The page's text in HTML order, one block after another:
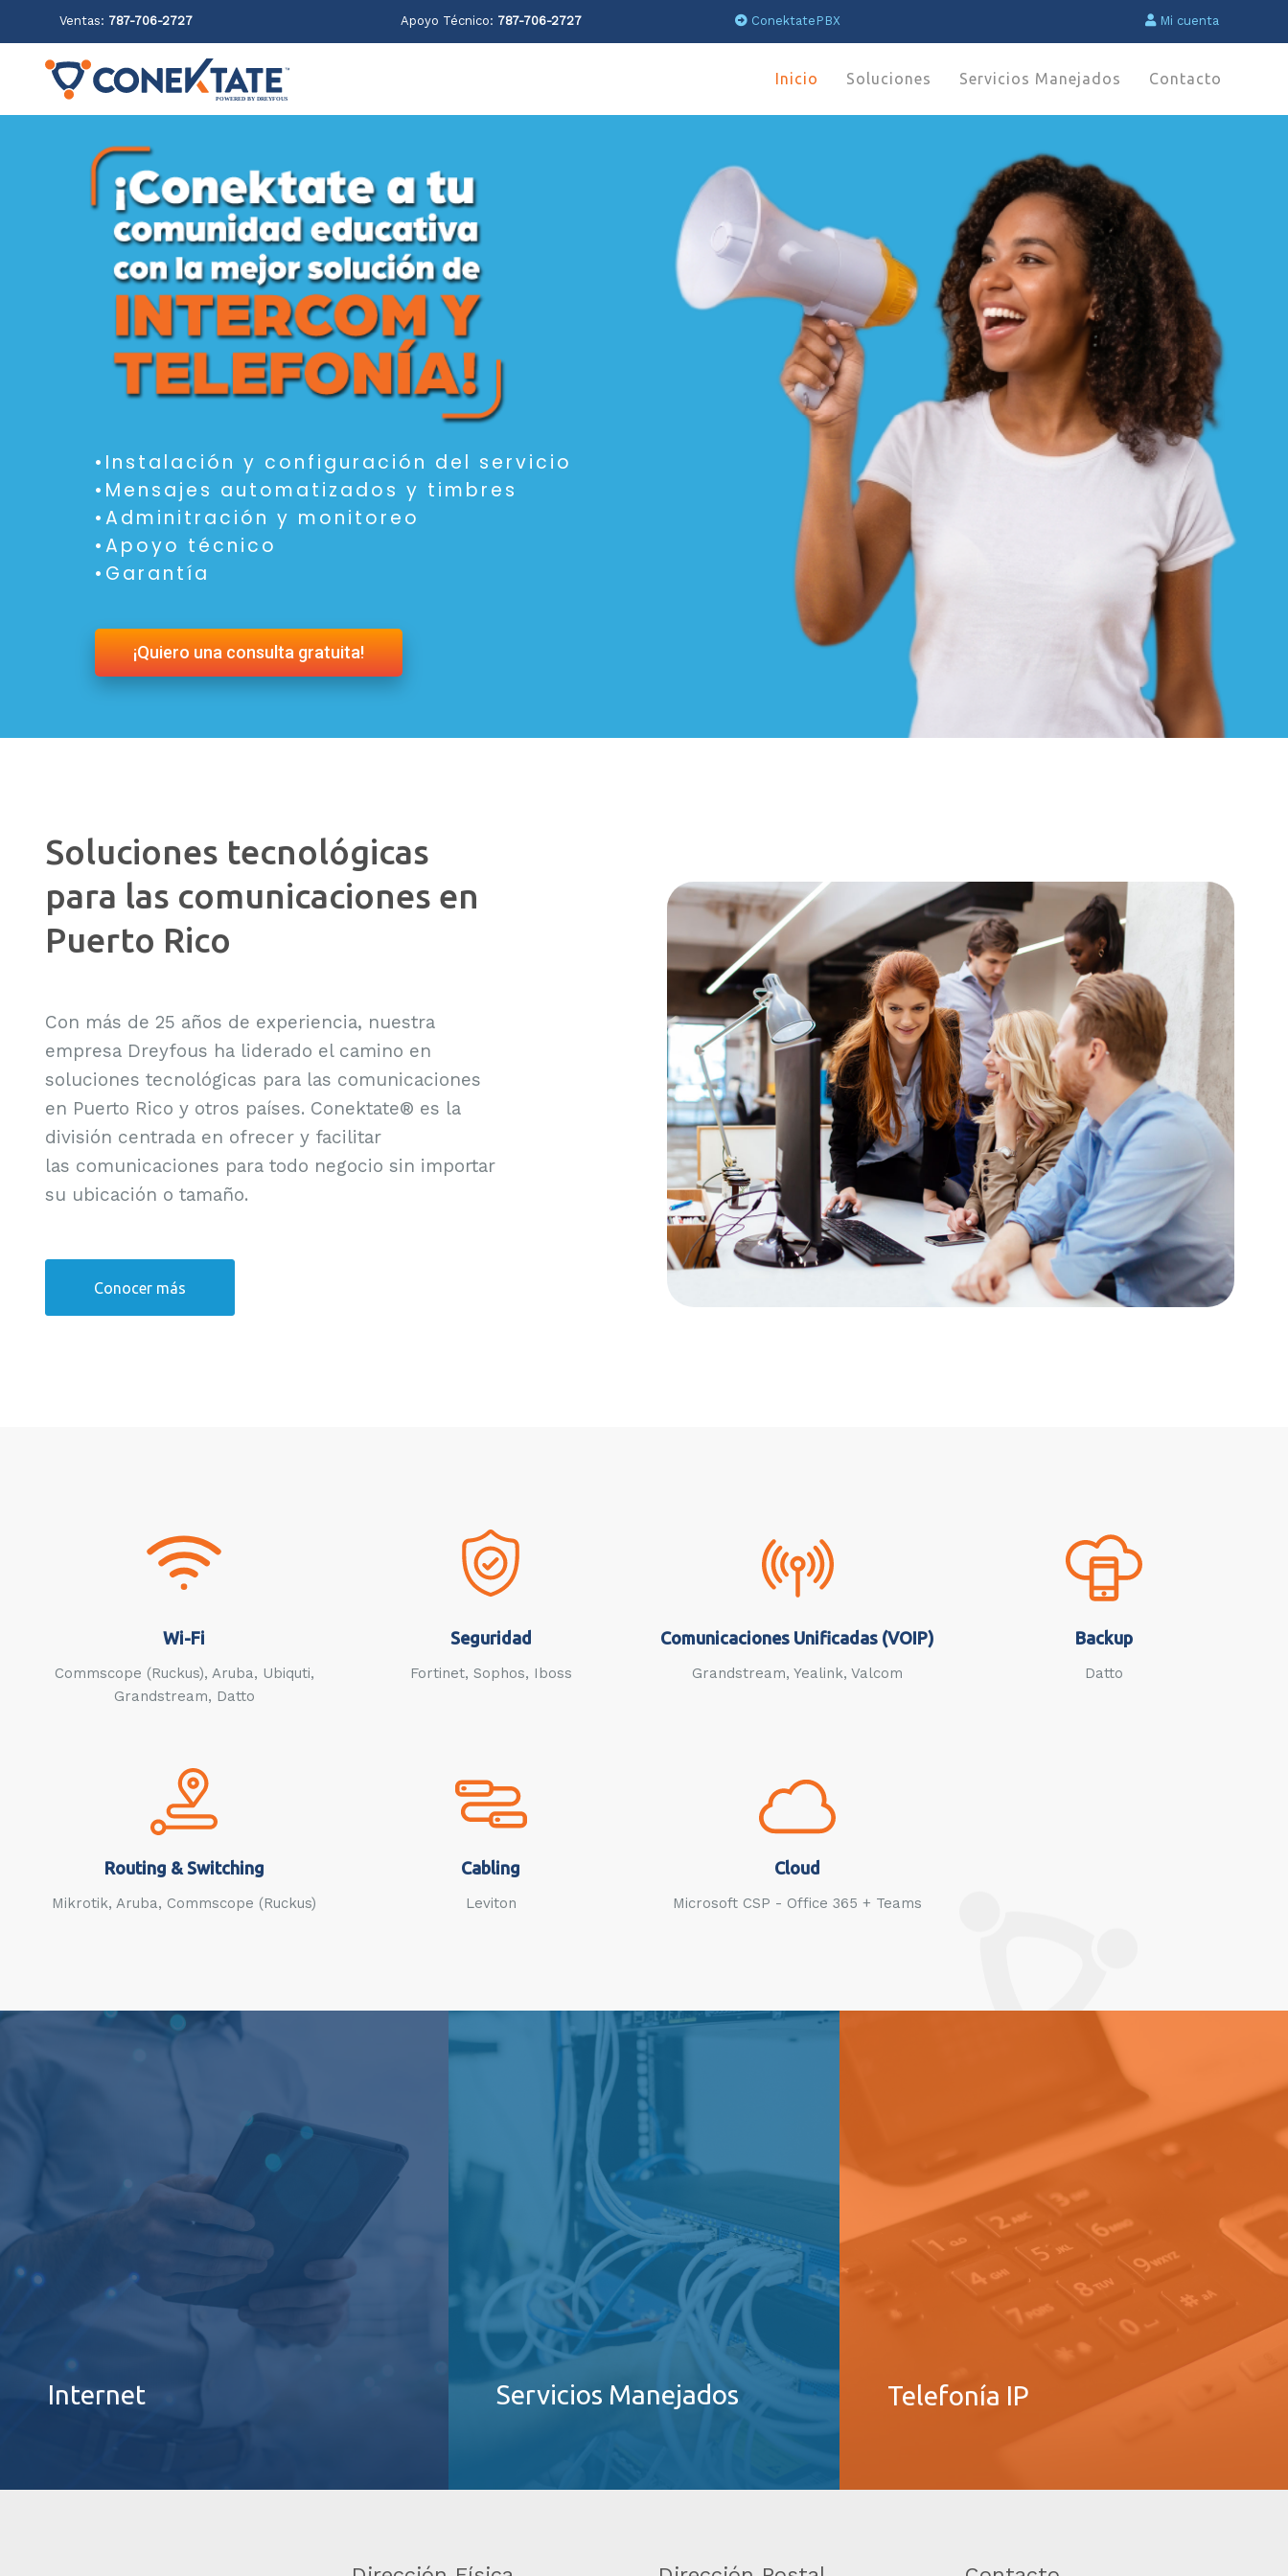
Ventas: 787-706-2727 Apoyo Técnico: 787-706-2727 ConektatePBX Mi cuenta
Inicio Soluciones Servicios Manejados Contacto
•Instalación y configuración del servicio
•Mensajes automatizados y timbres
•Adminitración y monitoreo
•Apoyo técnico
•Garantía
¡Quiero una consulta gratuita!
Soluciones tecnológicas
para las comunicaciones en
Puerto Rico
Con más de 25 años de experiencia, nuestra
empresa Dreyfous ha liderado el camino en
soluciones tecnológicas para las comunicaciones
en Puerto Rico y otros países. Conektate® es la
división centrada en ofrecer y facilitar
las comunicaciones para todo negocio sin importar
su ubicación o tamaño.
Conocer más
Wi-Fi
Commscope (Ruckus), Aruba, Ubiquti,
Grandstream, Datto
Seguridad
Fortinet, Sophos, Iboss
Comunicaciones Unificadas (VOIP)
Grandstream, Yealink, Valcom
Backup
Datto
Routing & Switching
Mikrotik, Aruba, Commscope (Ruckus)
Cabling
Leviton
Cloud
Microsoft CSP - Office 365 + Teams
Internet Servicios Manejados Telefonía IP